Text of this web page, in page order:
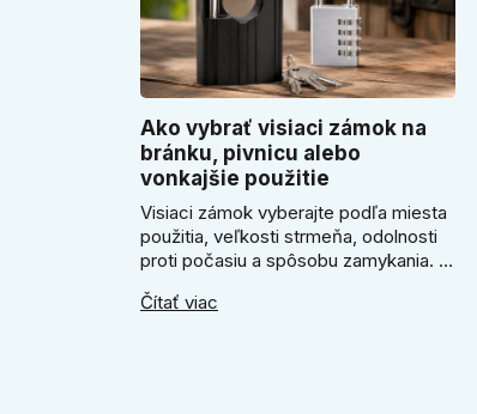
Ako vybrať visiaci zámok na
bránku, pivnicu alebo
vonkajšie použitie
Visiaci zámok vyberajte podľa miesta
použitia, veľkosti strmeňa, odolnosti
proti počasiu a spôsobu zamykania. V
zámok na kľúč, kedy kódový visiaci
Čítať viac